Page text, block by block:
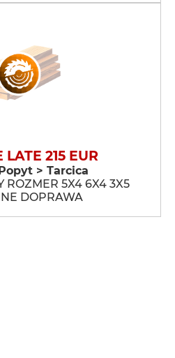
LATE 215 EUR
> Tarcica
ROZMER 5X4 6X4 3X5
DOPRAWA